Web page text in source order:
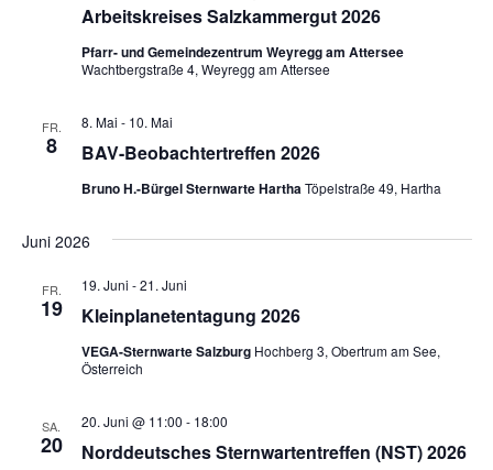
Arbeitskreises Salzkammergut 2026
Pfarr- und Gemeindezentrum Weyregg am Attersee
Wachtbergstraße 4, Weyregg am Attersee
FR.
8 BAV-Beobachtertreffen 2026
8. Mai - 10. Mai
Bruno H.-Bürgel Sternwarte HarthaTöpelstraße 49, Hartha
Juni 2026
FR.
19 Kleinplanetentagung 2026
19. Juni -21. Juni
VEGA-Sternwarte Salzburg Hochberg 3, Obertrum am See,
Österreich
SA.
20 Norddeutsches Sternwartentreffen (NST) 2026
20. Juni @ 11:00 - 18:00